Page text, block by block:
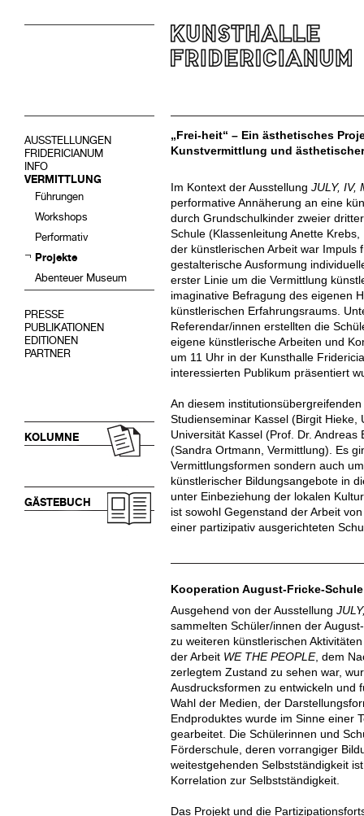
AUSSTELLUNGEN
FRIDERICIANUM
INFO
VERMITTLUNG
Führungen
Workshops
Performativ
Projekte
Abenteuer Museum
PRESSE
PUBLIKATIONEN
EDITIONEN
PARTNER
KOLUMNE
GÄSTEBUCH
„Frei-heit“ – Ein ästhetisches
Kunstvermittlung und
Im Kontext der Ausstellung JULY, IV,
performative Annäherung an eine
durch Grundschulkinder zweier
Schule (Klassenleitung Anette
der künstlerischen Arbeit war Impuls
gestalterische Ausformung
erster Linie um die Vermittlung
imaginative Befragung des eigenen
künstlerischen Erfahrungsraums.
Referendar/innen erstellten die
eigene künstlerische Arbeiten und
um 11 Uhr in der Kunsthalle
interessierten Publikum präsentiert
An diesem
Studienseminar Kassel (Birgit
Universität Kassel (Prof. Dr.
(Sandra Ortmann, Vermittlung). Es
Vermittlungsformen sondern auch
künstlerischer Bildungsangebote in
unter Einbeziehung der lokalen
ist sowohl Gegenstand der Arbeit
einer partizipativ ausgerichteten
Kooperation August-Fricke-
Ausgehend von der Ausstellung
sammelten Schüler/innen der
zu weiteren künstlerischen
der Arbeit WE THE PEOPLE, dem
zerlegtem Zustand zu sehen war,
Ausdrucksformen zu entwickeln und
Wahl der Medien, der
Endproduktes wurde im Sinne einer
gearbeitet. Die Schülerinnen und
Förderschule, deren vorrangiger
weitestgehenden Selbstständigkeit
Korrelation zur Selbstständigkeit.
Das Projekt und die